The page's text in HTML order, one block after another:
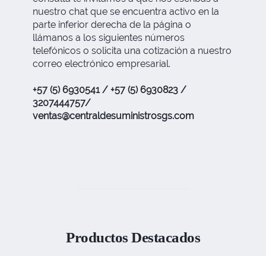
nuestro chat que se encuentra activo en la
parte inferior derecha de la página o
llámanos a los siguientes números
telefónicos o solicita una cotización a nuestro
correo electrónico empresarial.
+57 (5) 6930541 / +57 (5) 6930823 /
3207444757/
ventas@centraldesuministrosgs.com
Productos Destacados